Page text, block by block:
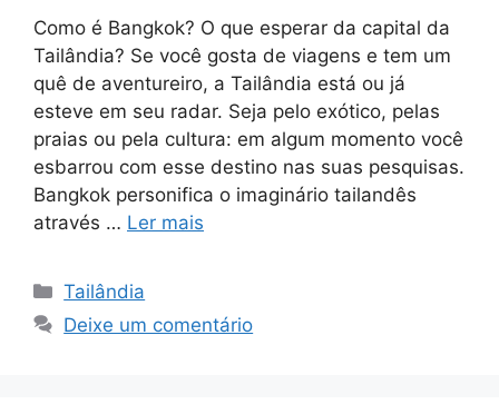
Como é Bangkok? O que esperar da capital da
Tailândia? Se você gosta de viagens e tem um
quê de aventureiro, a Tailândia está ou já
esteve em seu radar. Seja pelo exótico, pelas
praias ou pela cultura: em algum momento você
esbarrou com esse destino nas suas pesquisas.
Bangkok personifica o imaginário tailandês
através … Ler mais
Tailândia
Deixe um comentário